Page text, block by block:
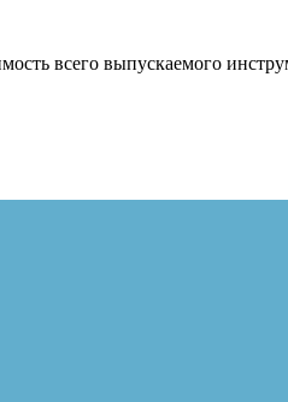
всего выпускаемого